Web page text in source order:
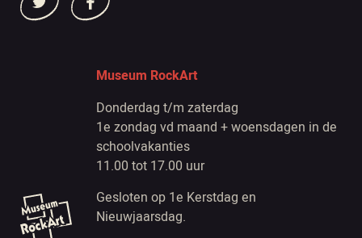
Museum RockArt
Donderdag t/m zaterdag
1e zondag vd maand + woensdagen in de
schoolvakanties
11.00 tot 17.00 uur
Gesloten op 1e Kerstdag en
Nieuwjaarsdag.